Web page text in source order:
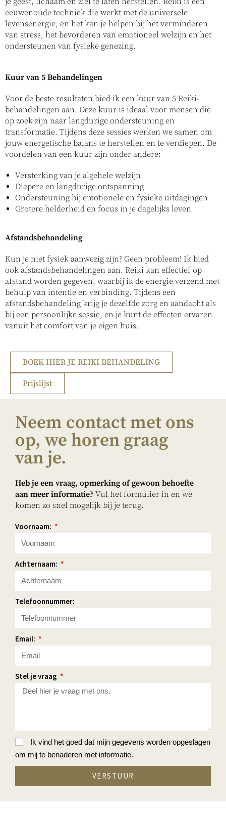
eeuwenoude techniek die werkt met de universele
levensenergie, en het kan je helpen bij het verminderen
van stress, het bevorderen van emotioneel welzijn en het
ondersteunen van fysieke genezing.
Kuur van 5 Behandelingen
Voor de beste resultaten bied ik een kuur van 5 Reiki-
behandelingen aan. Deze kuur is ideaal voor mensen die
op zoek zijn naar langdurige ondersteuning en
transformatie. Tijdens deze sessies werken we samen om
jouw energetische balans te herstellen en te verdiepen. De
voordelen van een kuur zijn onder andere:
Versterking van je algehele welzijn
Diepere en langdurige ontspanning
Ondersteuning bij emotionele en fysieke uitdagingen
Grotere helderheid en focus in je dagelijks leven
Afstandsbehandeling
Kun je niet fysiek aanwezig zijn? Geen probleem! Ik bied
ook afstandsbehandelingen aan. Reiki kan effectief op
afstand worden gegeven, waarbij ik de energie verzend met
behulp van intentie en verbinding. Tijdens een
afstandsbehandeling krijg je dezelfde zorg en aandacht als
bij een persoonlijke sessie, en je kunt de effecten ervaren
vanuit het comfort van je eigen huis.
BOEK HIER JE REIKI BEHANDELING
Prijslijst
Neem contact met ons
op, we horen graag
van je.
Heb je een vraag, opmerking of gewoon behoefte
aan meer informatie? Vul het formulier in en we
komen zo snel mogelijk bij je terug.
Voornaam:
Achternaam:
Telefoonnummer:
Email:
Stel je vraag
Ik vind het goed dat mijn gegevens worden opgeslagen
om mij te benaderen met informatie.
VERSTUUR